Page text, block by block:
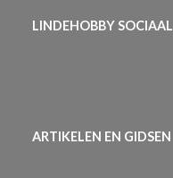
LINDEHOBBY SOCIAAL
ARTIKELEN EN GIDSEN